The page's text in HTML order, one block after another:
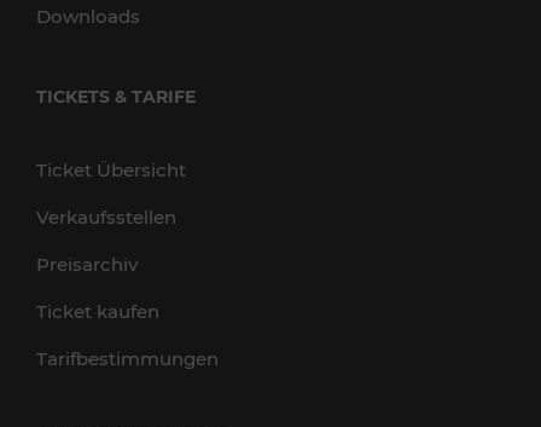
Downloads
TICKETS & TARIFE
Ticket Übersicht
Verkaufsstellen
Preisarchiv
Ticket kaufen
Tarifbestimmungen